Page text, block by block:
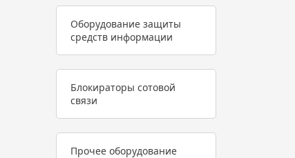
Оборудование защиты
средств информации
Блокираторы сотовой
связи
Прочее оборудование